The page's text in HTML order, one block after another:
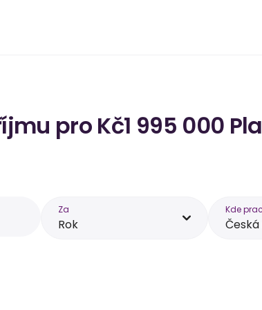
pro Kč1 995 000
Za
Rok
Kde